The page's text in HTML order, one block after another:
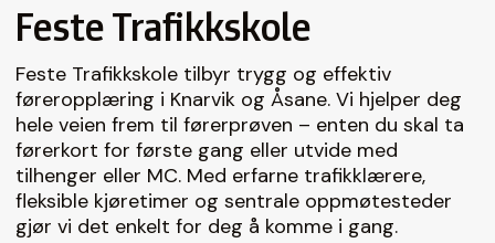
Feste Trafikkskole
Feste Trafikkskole tilbyr trygg og effektiv
føreropplæring i Knarvik og Åsane. Vi hjelper deg
hele veien frem til førerprøven – enten du skal ta
førerkort for første gang eller utvide med
tilhenger eller MC. Med erfarne trafikklærere,
fleksible kjøretimer og sentrale oppmøtesteder
gjør vi det enkelt for deg å komme i gang.